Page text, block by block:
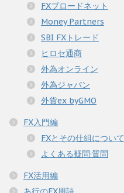
FXブロードネット
Money Partners
SBI FXトレード
ヒロセ通商
外為オンライン
外為ジャパン
外貨ex byGMO
FX入門編
FXとその仕組について
よくある疑問·質問
FX活用編